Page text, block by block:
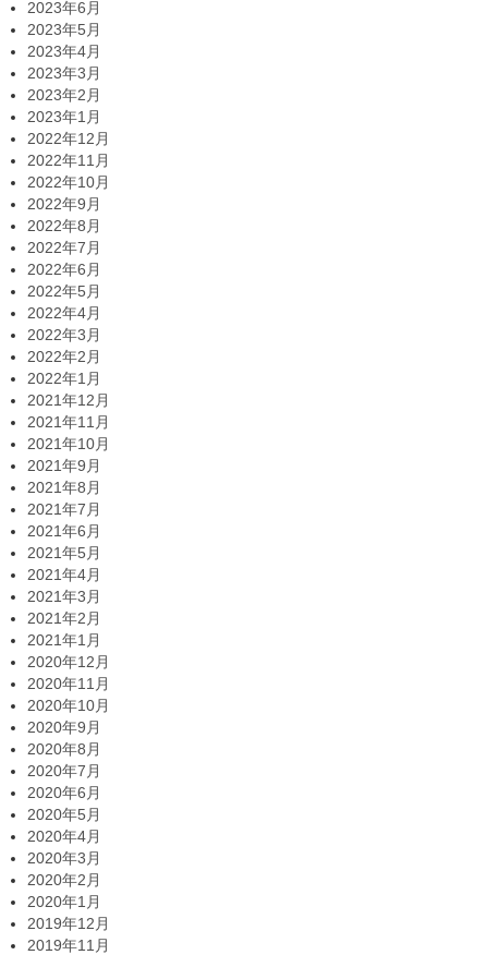
2023年6月
2023年5月
2023年4月
2023年3月
2023年2月
2023年1月
2022年12月
2022年11月
2022年10月
2022年9月
2022年8月
2022年7月
2022年6月
2022年5月
2022年4月
2022年3月
2022年2月
2022年1月
2021年12月
2021年11月
2021年10月
2021年9月
2021年8月
2021年7月
2021年6月
2021年5月
2021年4月
2021年3月
2021年2月
2021年1月
2020年12月
2020年11月
2020年10月
2020年9月
2020年8月
2020年7月
2020年6月
2020年5月
2020年4月
2020年3月
2020年2月
2020年1月
2019年12月
2019年11月